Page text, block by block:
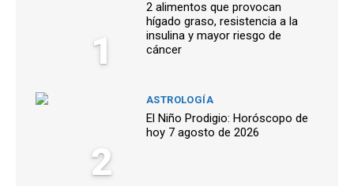
1
2 alimentos que provocan
hígado graso, resistencia a la
insulina y mayor riesgo de
cáncer
2
ASTROLOGÍA
El Niño Prodigio: Horóscopo de
hoy 7 agosto de 2026